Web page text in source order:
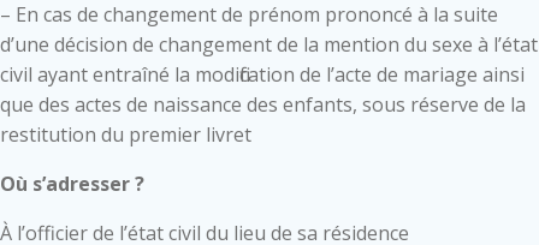
– En cas de changement de prénom prononcé à la suite
d’une décision de changement de la mention du sexe à l’état
civil ayant entraîné la modification de l’acte de mariage ainsi
que des actes de naissance des enfants, sous réserve de la
restitution du premier livret
Où s’adresser ?
À l’officier de l’état civil du lieu de sa résidence